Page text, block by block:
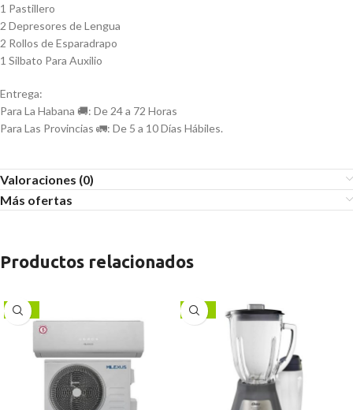
1 Pastillero
2 Depresores de Lengua
2 Rollos de Esparadrapo
1 Silbato Para Auxilio
Entrega:
Para La Habana 🚚: De 24 a 72 Horas
Para Las Provincias 🚛: De 5 a 10 Días Hábiles.
Valoraciones (0)
Más ofertas
Productos relacionados
-15% -22%